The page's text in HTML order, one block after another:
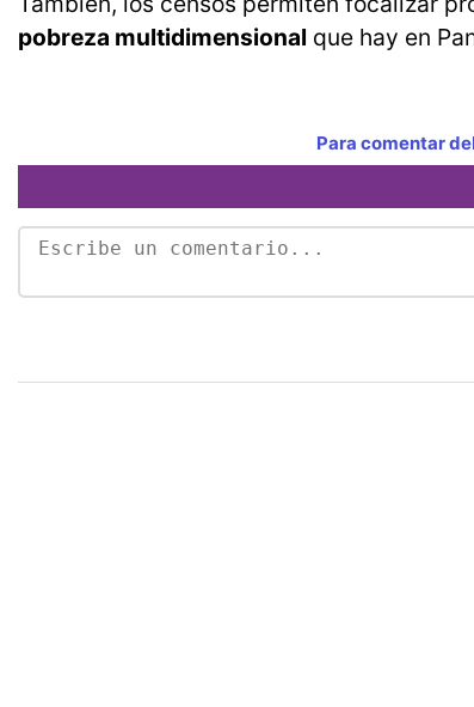
pobreza multidimensional que hay en
Para comentar